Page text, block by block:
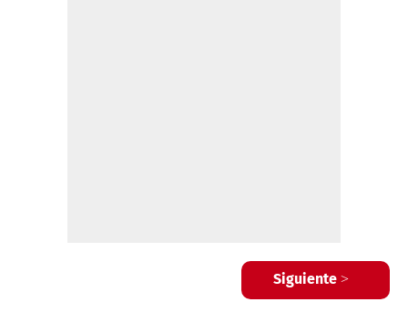
Siguiente >